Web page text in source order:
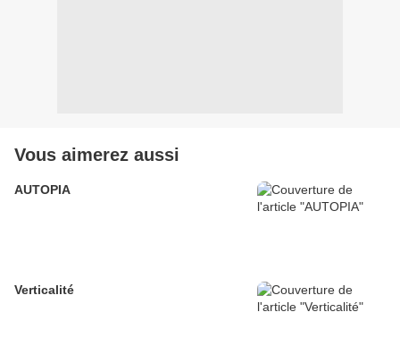
Vous aimerez aussi
AUTOPIA
Verticalité